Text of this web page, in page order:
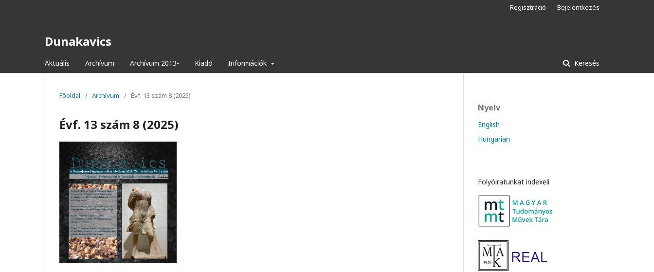
Dunakavics
Aktuális Archívum Archívum 2013- Kiadó Információk Keresés
Regisztráció Bejelentkezés
Főoldal / Archívum / Évf. 13 szám 8 (2025)
Évf. 13 szám 8 (2025)
Nyelv
English
Hungarian
Folyóiratunkat indexeli